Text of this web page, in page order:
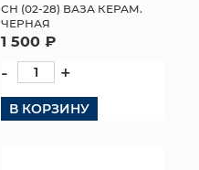
СН (02-28) ВАЗА КЕРАМ.
ЧЕРНАЯ
1 500 ₽
- +
В КОРЗИНУ